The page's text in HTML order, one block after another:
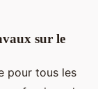
sur le
pour tous les